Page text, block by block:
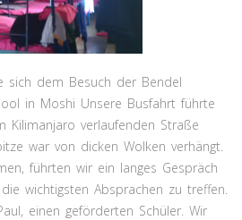
sich dem Besuch der Bendel
in Moshi Unsere Busfahrt führte
Kilimanjaro verlaufenden Straße
war von dicken Wolken verhängt.
führten wir ein langes Gespräch
wichtigsten Absprachen zu treffen.
einen geförderten Schüler. Wir